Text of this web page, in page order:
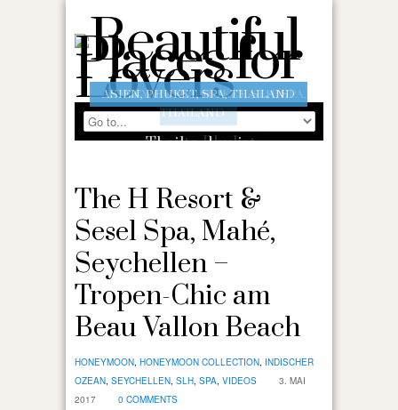
HONEYMOON,PHUKET,SLH,SPA,
THAILAND
Aleenta Phuket
& Spa, Thailand –
Wellness & Genuss
am unberührten
Natai Beach
The H Resort &
Sesel Spa, Mahé,
Seychellen –
Tropen-Chic am
Beau Vallon Beach
HONEYMOON, HONEYMOON COLLECTION, INDISCHER
OZEAN, SEYCHELLEN, SLH, SPA, VIDEOS
3. MAI
2017
0 COMMENTS